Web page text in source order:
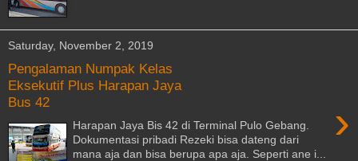
Saturday, November 2, 2019
Pengalaman Numpak Kelas
Eksekutif Plus Harapan Jaya
Bus 42
›
Harapan Jaya Bis 42 di Terminal Pulo Gebang.
Dokumentasi pribadi Rezeki bisa dateng dari
mana aja dan bisa berupa apa aja. Seperti ane i...